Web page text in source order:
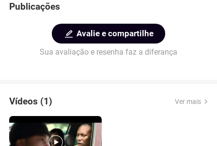
Publicações
Avalie e compartilhe
Sua avaliação e resenha faz a diferança
Vídeos (1) Ver mais